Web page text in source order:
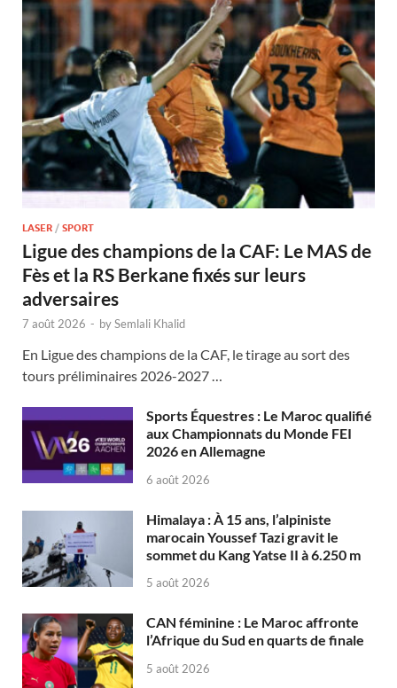
LASER / SPORT
Ligue des champions de la CAF: Le MAS de
Fès et la RS Berkane fixés sur leurs
adversaires
7 août 2026 - bySemlali Khalid
En Ligue des champions de la CAF, le tirage au sort des
tours préliminaires 2026-2027 …
Sports Équestres : Le Maroc qualifié
aux Championnats du Monde FEI
2026 en Allemagne
6 août 2026
Himalaya : À 15 ans, l’alpiniste
marocain Youssef Tazi gravit le
sommet du Kang Yatse II à 6.250 m
5 août 2026
CAN féminine : Le Maroc affronte
l’Afrique du Sud en quarts de finale
5 août 2026